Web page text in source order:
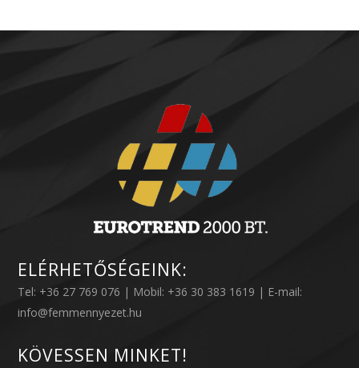
ELÉRHETŐSÉGEINK:
Tel: +36 27 769 076 | Mobil: +36 30 383 1619 | E-mail:
info@femmennyezet.hu
KÖVESSEN MINKET!